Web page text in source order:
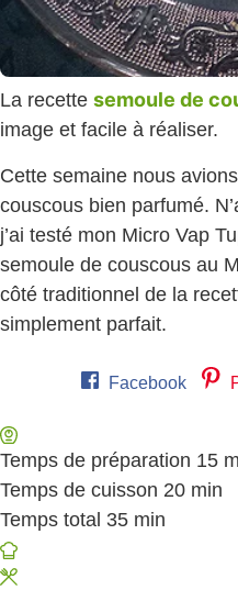
La recette semoule de
image et facile à réaliser.
Cette semaine nous
couscous bien parfumé.
j’ai testé mon Micro Vap
semoule de couscous au
côté traditionnel de la
simplement parfait.
Facebook
Temps de préparation 15
Temps de cuisson 20 min
Temps total 35 minutes
min